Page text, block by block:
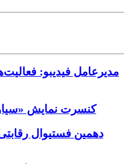
مدیرعامل فیدیبو:
کنسرت‌ نمایش
دهمین فستیوال رقابتی